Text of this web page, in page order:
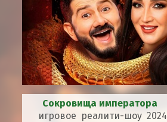
Сокровища императора
игровое реалити-шоу 2024